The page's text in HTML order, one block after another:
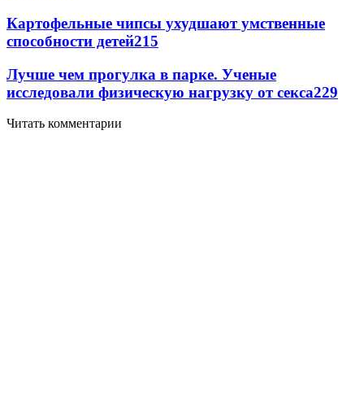
Картофельные чипсы ухудшают умственные
способности детей215
Лучше чем прогулка в парке. Ученые
исследовали физическую нагрузку от секса229
Читать комментарии